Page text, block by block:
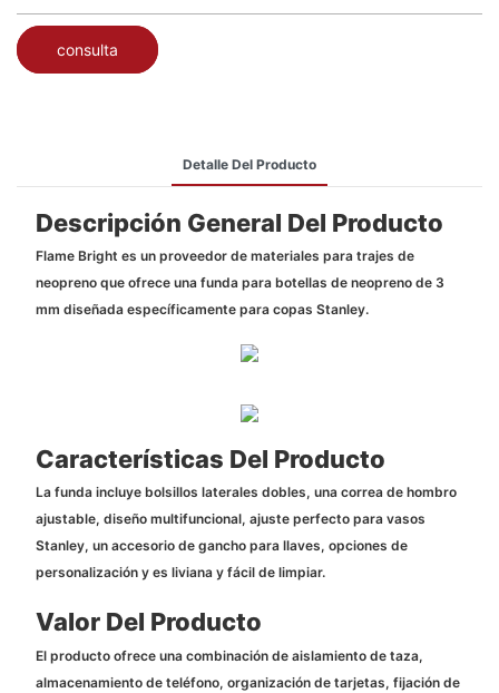
consulta
Detalle Del Producto
Descripción General Del Producto
Flame Bright es un proveedor de materiales para trajes de
neopreno que ofrece una funda para botellas de neopreno de 3
mm diseñada específicamente para copas Stanley.
Características Del Producto
La funda incluye bolsillos laterales dobles, una correa de hombro
ajustable, diseño multifuncional, ajuste perfecto para vasos
Stanley, un accesorio de gancho para llaves, opciones de
personalización y es liviana y fácil de limpiar.
Valor Del Producto
El producto ofrece una combinación de aislamiento de taza,
almacenamiento de teléfono, organización de tarjetas, fijación de